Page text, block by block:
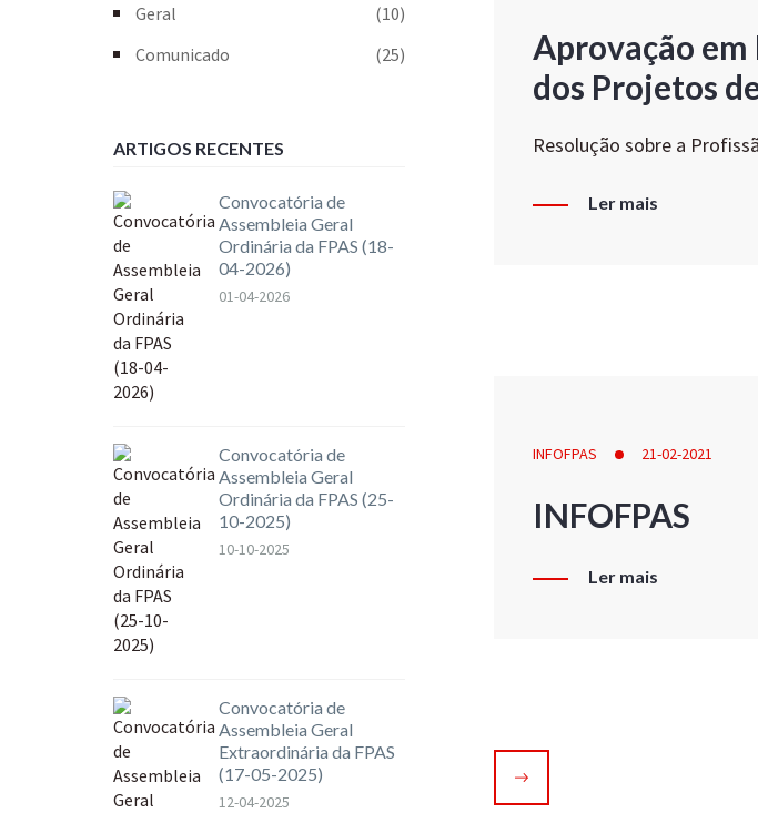
Aprovação em
dos Projetos
Resolução sobre a
Ler mais
INFOFPAS 21-02-2021
INFOFPAS
Ler mais
Geral
(10)
Comunicado
(25)
ARTIGOS RECENTES
Convocatória de
Assembleia Geral
Ordinária da FPAS (18-
04-2026)
01-04-2026
Convocatória de
Assembleia Geral
Ordinária da FPAS (25-
10-2025)
10-10-2025
Convocatória de
Assembleia Geral
Extraordinária da FPAS
(17-05-2025)
12-04-2025